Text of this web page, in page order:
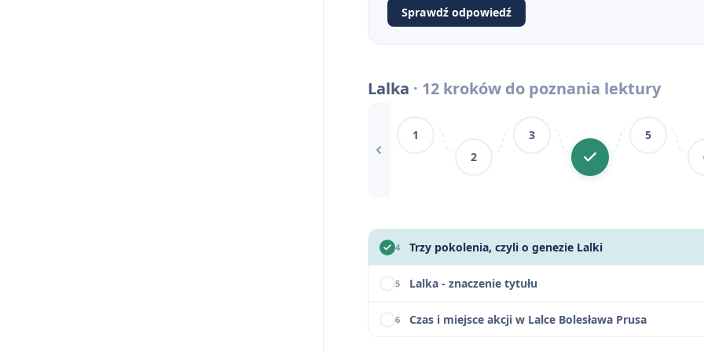
Sprawdź odpowiedź
Lalka · 12 kroków do poznania lektury
1
2
3
5
10 Lalka na maturze - baza pytań jawnych i zagadnień z
Lalka - streszczenie krótkie i szczegółowe
4 Trzy pokolenia, czyli o genezie Lalki
5 Lalka - znaczenie tytułu
6 Czas i miejsce akcji w Lalce Bolesława Prusa